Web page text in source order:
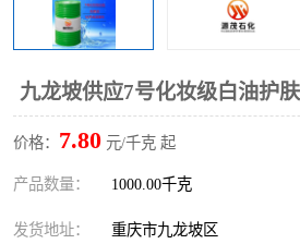
九龙坡供应7号化妆级白油护
价格： 7.80 元/千克 起
产品数量： 1000.00千克
发货地址： 重庆市九龙坡区